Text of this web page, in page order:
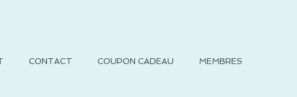
CONTACT COUPON CADEAU MEMBRES